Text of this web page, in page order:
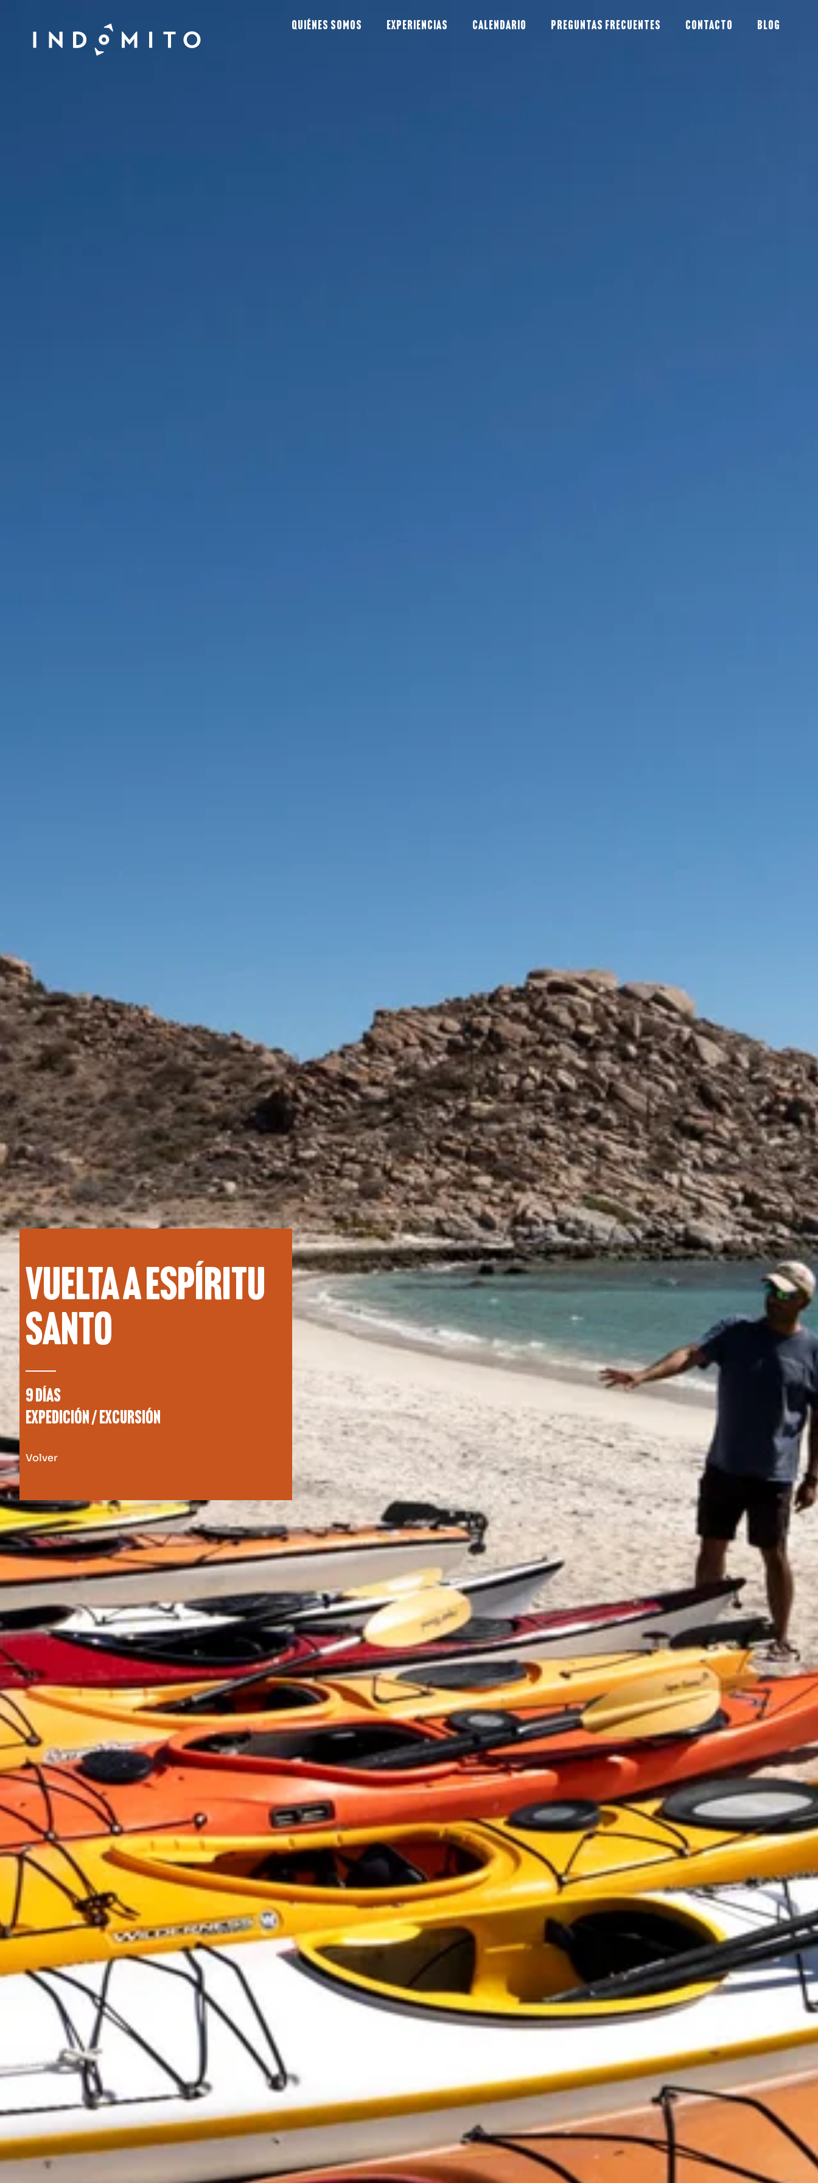
Quiénes somos Experiencias Calendario Preguntas frecuentes Contacto Blog
Vuelta a Espíritu
Santo
9 días
Expedición / Excursión
Volver